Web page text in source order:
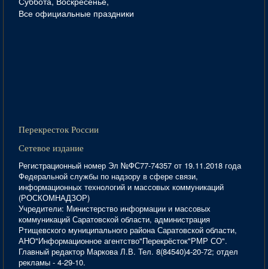
Все официальные праздники
Перекресток России
Сетевое издание
Регистрационный номер Эл №ФС77-74357 от 19.11.2018 года
Федеральной службы по надзору в сфере связи,
информационных технологий и массовых коммуникаций
(РОСКОМНАДЗОР)
Учредители: Министерство информации и массовых
коммуникаций Саратовской области, администрация
Ртищевского муниципального района Саратовской области,
АНО"Информационное агентство"Перекрёсток"РМР СО".
Главный редактор Маркова Л.В. Тел. 8(84540)4-20-72; отдел
рекламы - 4-29-10.